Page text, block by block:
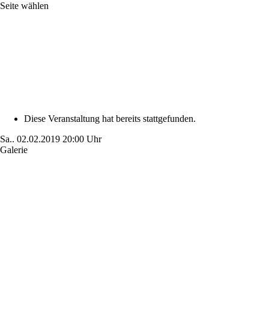
Seite wählen
Diese Veranstaltung hat bereits stattgefunden.
Sa.. 02.02.2019 20:00 Uhr
Galerie